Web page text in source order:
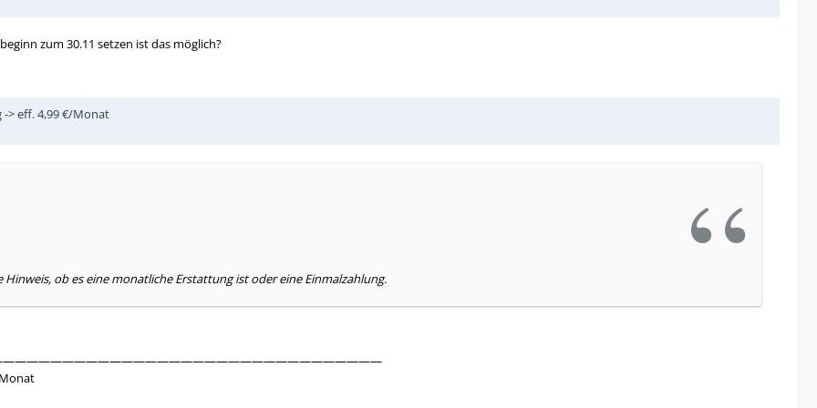
zum 30.11 setzen ist das möglich?
-> eff. 4,99 €/Monat
ob es eine monatliche Erstattung ist oder eine Einmalzahlung.